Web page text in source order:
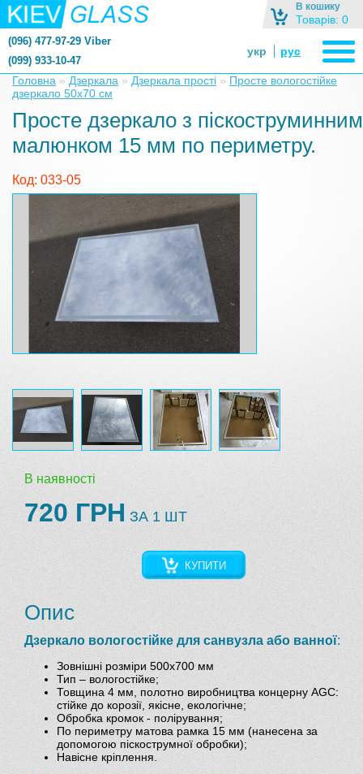
В кошику
Товарів: 0
(096) 477-97-29 Viber
(099) 933-10-47
zerkalonazakaz@gmail.com
zerkaloshop@ukr.net
укр рус
Головна » Дзеркала » Дзеркала прості » Просте вологостійке
дзеркало 50х70 см
Просте дзеркало з піскоструминним
малюнком 15 мм по периметру.
Код: 033-05
В наявності
720 ГРН ЗА 1 ШТ
КУПИТИ
Опис
Дзеркало вологостійке для санвузла або ванної:
Зовнішні розміри 500х700 мм
Тип – вологостійке;
Товщина 4 мм, полотно виробництва концерну AGC:
стійке до корозії, якісне, екологічне;
Обробка кромок - полірування;
По периметру матова рамка 15 мм (нанесена за
допомогою піскострумної обробки);
Навісне кріплення.